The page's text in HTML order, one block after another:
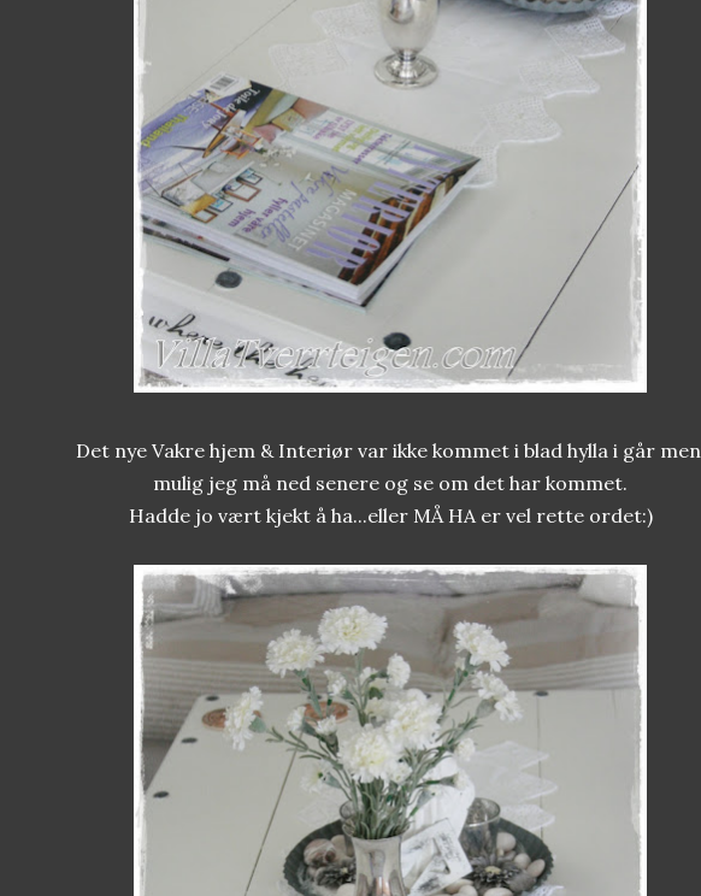
Det nye Vakre hjem & Interiør var ikke kommet i blad hylla i går men
mulig jeg må ned senere og se om det har kommet.
Hadde jo vært kjekt å ha...eller MÅ HA er vel rette ordet:)